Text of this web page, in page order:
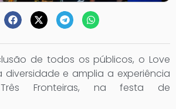
de todos os públicos, o Love
diversidade e amplia a experiência
Fronteiras, na festa de